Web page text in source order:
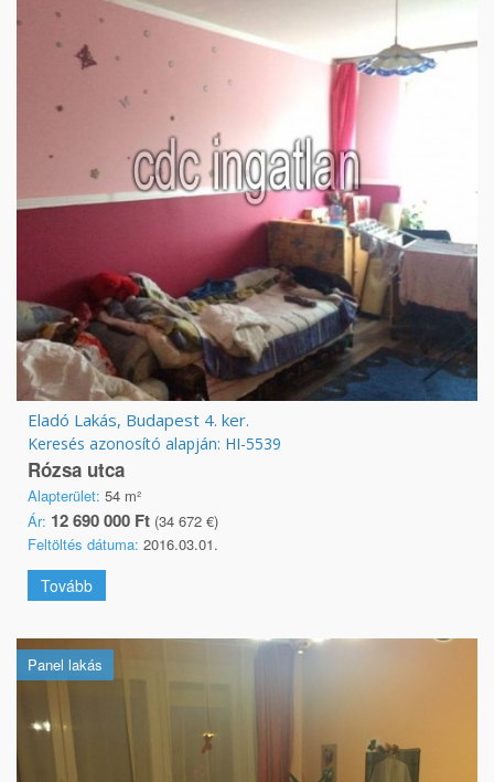
Eladó Lakás, Budapest 4. ker.
Keresés azonosító alapján: HI-5539
Rózsa utca
Alapterület: 54 m²
Ár: 12 690 000 Ft (34 672 €)
Feltöltés dátuma: 2016.03.01.
Tovább
Panel lakás